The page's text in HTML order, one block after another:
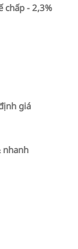
chấp - 2,3%
giá
nhanh